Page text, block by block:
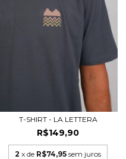
T-SHIRT - LA LETTERA
R$149,90
2 x de R$74,95 sem juros